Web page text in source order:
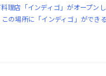
理店「インディゴ」がオープ
の場所に「インディゴ」ができ